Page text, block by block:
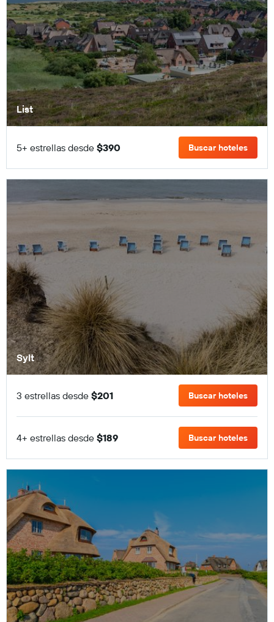
List
5+ estrellas desde $390 Buscar hoteles
Sylt
3 estrellas desde $201 Buscar hoteles
4+ estrellas desde $189 Buscar hoteles